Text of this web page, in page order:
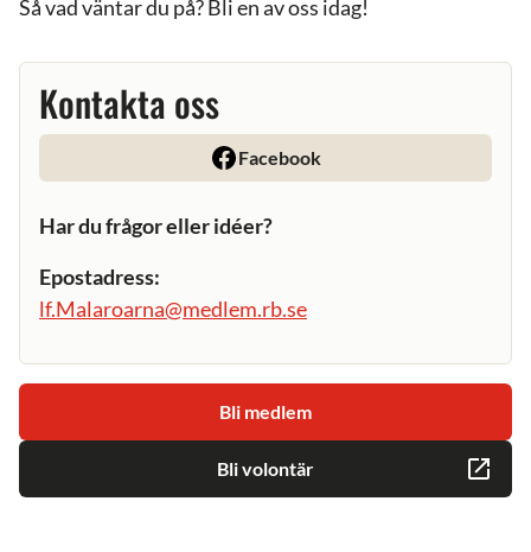
Så vad väntar du på? Bli en av oss idag!
Kontakta oss
Facebook
Har du frågor eller idéer?
Epostadress:
lf.Malaroarna@medlem.rb.se
Bli medlem
Bli volontär